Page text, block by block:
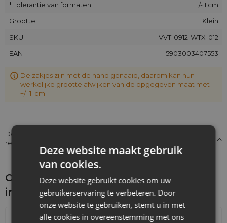
* Tolerantie van formaten
+/- 1 cm
Grootte
Klein
SKU
VVT-0912-WTX-012
EAN
5903003407553
De zakjes zijn met de hand genaaid, daarom kan hun
werkelijke grootte afwijken van de opgegeven maat met
+/- 1 cm
Details over de conformiteit van het product met de
regelgeving: Productverantwoordelijkheid
Ontdek wat je nog meer zou kunnen
interesseren
Deze website maakt gebruik
van cookies.
Deze website gebruikt cookies om uw
gebruikerservaring te verbeteren. Door
onze website te gebruiken, stemt u in met
alle cookies in overeenstemming met ons